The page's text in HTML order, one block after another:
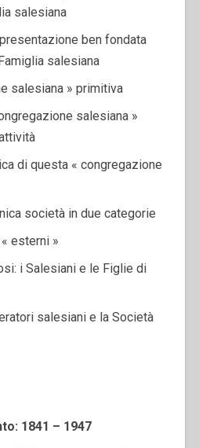
salesiana
ben fondata
salesiana
salesiana » primitiva
salesiana »
di questa « congregazione
società in due categorie
esterni »
i Salesiani e le Figlie di
salesiani e la Società
1841 – 1947